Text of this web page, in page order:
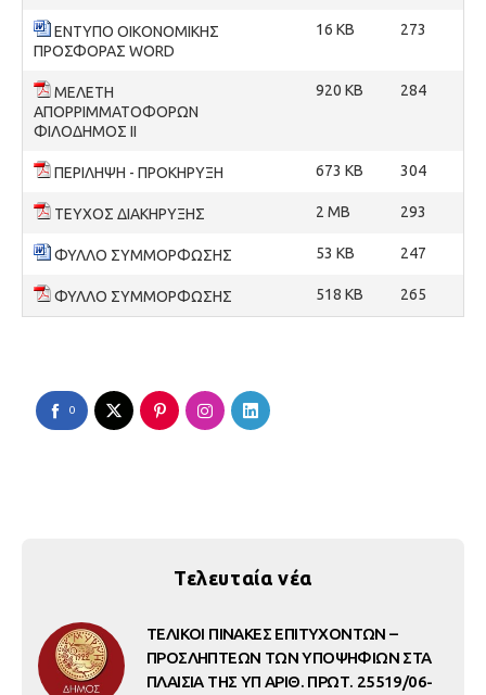
ΕΝΤΥΠΟ ΟΙΚΟΝΟΜΙΚΗΣ
ΠΡΟΣΦΟΡΑΣ WORD
16 KB 273
ΜΕΛΕΤΗ
ΑΠΟΡΡΙΜΜΑΤΟΦΟΡΩΝ
ΦΙΛΟΔΗΜΟΣ ΙΙ
920 KB 284
ΠΕΡΙΛΗΨΗ - ΠΡΟΚΗΡΥΞΗ 673 KB 304
ΤΕΥΧΟΣ ΔΙΑΚΗΡΥΞΗΣ 2 MB 293
ΦΥΛΛΟ ΣΥΜΜΟΡΦΩΣΗΣ 53 KB 247
ΦΥΛΛΟ ΣΥΜΜΟΡΦΩΣΗΣ 518 KB 265
0
Τελευταία νέα
ΤΕΛΙΚΟΙ ΠΙΝΑΚΕΣ ΕΠΙΤΥΧΟΝΤΩΝ –
ΠΡΟΣΛΗΠΤΕΩΝ ΤΩΝ ΥΠΟΨΗΦΙΩΝ ΣΤΑ
ΠΛΑΙΣΙΑ ΤΗΣ ΥΠ ΑΡΙΘ. ΠΡΩΤ. 25519/06-